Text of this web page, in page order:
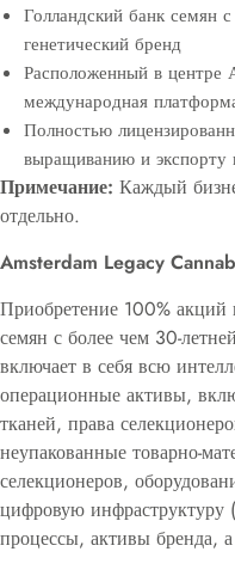
Голландский банк семян
генетический бренд
Расположенный в центре
международная
Полностью
выращиванию и экспорту
Примечание: Каждый
отдельно.
Amsterdam Legacy
Приобретение 100% акций
семян с более чем 30-
включает в себя всю
операционные активы,
тканей, права
неупакованные товарно-
селекционеров,
цифровую
процессы, активы бренда,